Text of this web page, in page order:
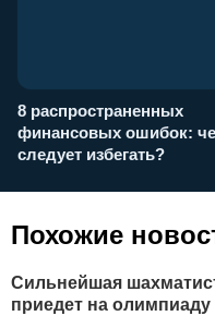
8 распространенных
финансовых ошибок:
следует избегать?
Похожие
Сильнейшая
приедет на